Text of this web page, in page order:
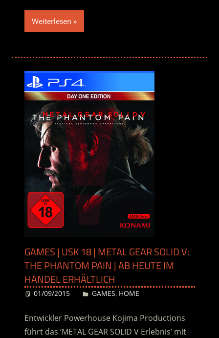
Weiterlesen
GAMES | USK 18 | METAL GEAR SOLID V:
THE PHANTOM PAIN | AB HEUTE IM
HANDEL ERHÄLTLICH
01/09/2015 Desiree
GAMES, HOME
Entwickler Powerhouse Kojima Productions
führt das ‘METAL GEAR SOLID V Erlebnis’ mit